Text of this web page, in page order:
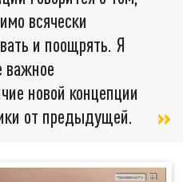
всячески
и поощрять. Я
важное
новой концепции
от предыдущей.